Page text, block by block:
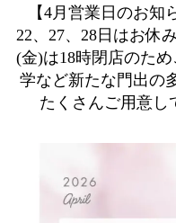
【4月営業日のお知
22、27、28日はお休
(金)は18時閉店のた
学など新たな門出の
たくさんご用意し